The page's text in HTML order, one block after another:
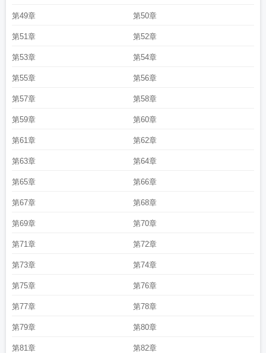
第49章 第50章
第51章 第52章
第53章 第54章
第55章 第56章
第57章 第58章
第59章 第60章
第61章 第62章
第63章 第64章
第65章 第66章
第67章 第68章
第69章 第70章
第71章 第72章
第73章 第74章
第75章 第76章
第77章 第78章
第79章 第80章
第81章 第82章